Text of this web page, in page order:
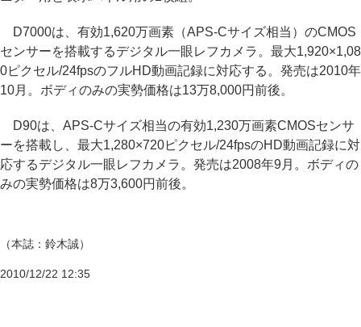
D7000は、有効1,620万画素（APS-Cサイズ相当）のCMOS
センサーを搭載するデジタル一眼レフカメラ。最大1,920×1,08
0ピクセル/24fpsのフルHD動画記録に対応する。発売は2010年
10月。ボディのみの実勢価格は13万8,000円前後。
D90は、APS-Cサイズ相当の有効1,230万画素CMOSセンサ
ーを搭載し、最大1,280×720ピクセル/24fpsのHD動画記録に対
応するデジタル一眼レフカメラ。発売は2008年9月。ボディの
みの実勢価格は8万3,600円前後。
（本誌：鈴木誠）
2010/12/22 12:35